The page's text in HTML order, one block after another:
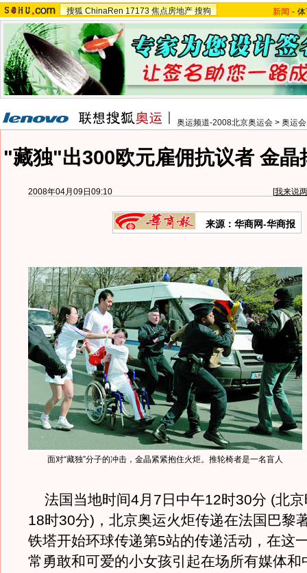
搜狐 ChinaRen 17173 焦点房地产 搜狗 新闻 -
奥运频道-2008北京奥运会 > 奥运
"藏独"出300欧元雇佣抗议者 金晶
2008年04月09日09:10 [我来说
来源：华商网-华商报
面对“藏独”分子的冲击，金晶紧紧抱住火炬。推轮椅者是一名盲人
法国当地时间4月7日中午12时30分 (北京
18时30分)，北京奥运火炬传递在法国巴黎
铁塔开始环球传递第5站的传递活动，在这
常勇敢和可爱的小女孩引起在场所有媒体和